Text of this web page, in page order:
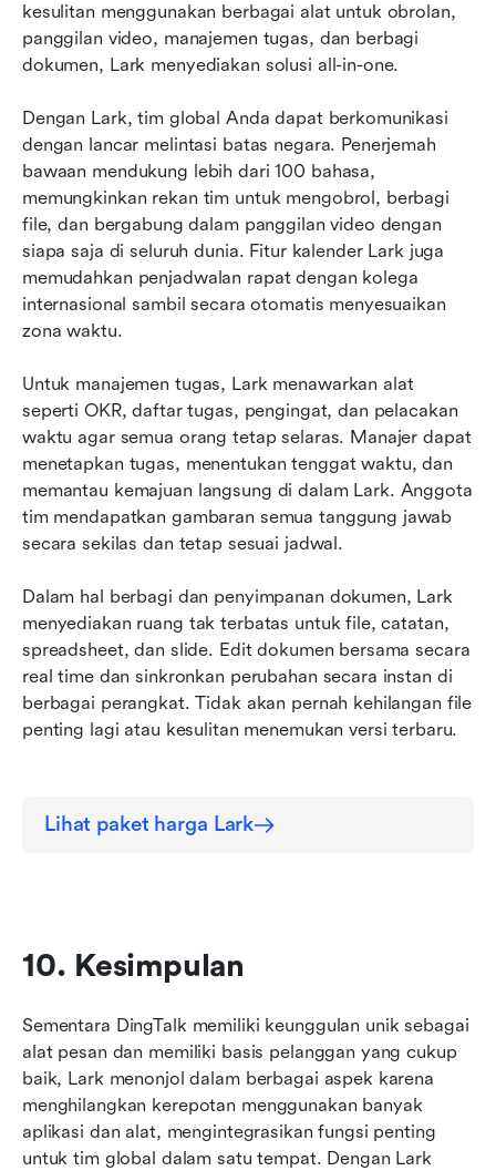
kesulitan menggunakan berbagai alat untuk obrolan,
panggilan video, manajemen tugas, dan berbagi
dokumen, Lark menyediakan solusi all-in-one.
Dengan Lark, tim global Anda dapat berkomunikasi
dengan lancar melintasi batas negara. Penerjemah
bawaan mendukung lebih dari 100 bahasa,
memungkinkan rekan tim untuk mengobrol, berbagi
file, dan bergabung dalam panggilan video dengan
siapa saja di seluruh dunia. Fitur kalender Lark juga
memudahkan penjadwalan rapat dengan kolega
internasional sambil secara otomatis menyesuaikan
zona waktu.
Untuk manajemen tugas, Lark menawarkan alat
seperti OKR, daftar tugas, pengingat, dan pelacakan
waktu agar semua orang tetap selaras. Manajer dapat
menetapkan tugas, menentukan tenggat waktu, dan
memantau kemajuan langsung di dalam Lark. Anggota
tim mendapatkan gambaran semua tanggung jawab
secara sekilas dan tetap sesuai jadwal.
Dalam hal berbagi dan penyimpanan dokumen, Lark
menyediakan ruang tak terbatas untuk file, catatan,
spreadsheet, dan slide. Edit dokumen bersama secara
real time dan sinkronkan perubahan secara instan di
berbagai perangkat. Tidak akan pernah kehilangan file
penting lagi atau kesulitan menemukan versi terbaru.
Lihat paket harga Lark
10. Kesimpulan
Sementara DingTalk memiliki keunggulan unik sebagai
alat pesan dan memiliki basis pelanggan yang cukup
baik, Lark menonjol dalam berbagai aspek karena
menghilangkan kerepotan menggunakan banyak
aplikasi dan alat, mengintegrasikan fungsi penting
untuk tim global dalam satu tempat. Dengan Lark